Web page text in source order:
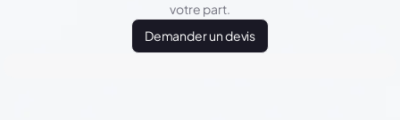
votre part.
Demander un devis